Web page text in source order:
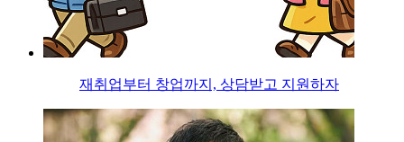
재취업부터 창업까지, 상담받고 지원하자